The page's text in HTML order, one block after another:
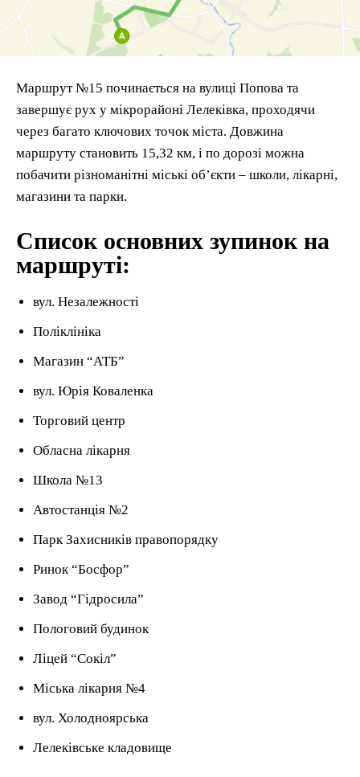
Маршрут №15 починається на вулиці Попова та
завершує рух у мікрорайоні Лелеківка, проходячи
через багато ключових точок міста. Довжина
маршруту становить 15,32 км, і по дорозі можна
побачити різноманітні міські об’єкти – школи, лікарні,
магазини та парки.
Список основних зупинок на
маршруті:
вул. Незалежності
Поліклініка
Магазин “АТБ”
вул. Юрія Коваленка
Торговий центр
Обласна лікарня
Школа №13
Автостанція №2
Парк Захисників правопорядку
Ринок “Босфор”
Завод “Гідросила”
Пологовий будинок
Ліцей “Сокіл”
Міська лікарня №4
вул. Холодноярська
Лелеківське кладовище